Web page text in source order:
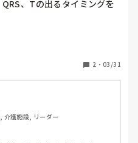
、Tの出るタイミングを
枚目の写真になっていま
、受け取ったらすぐ肺に行
になっていて波形ではTよ
T波のようなことが記載され
て右心室の収縮が心室の拡張
う意味でしょうか。
わり方とごちゃごちゃになっ
出来てないのですかね。
2 ・ 03/31
介護施設, リーダー